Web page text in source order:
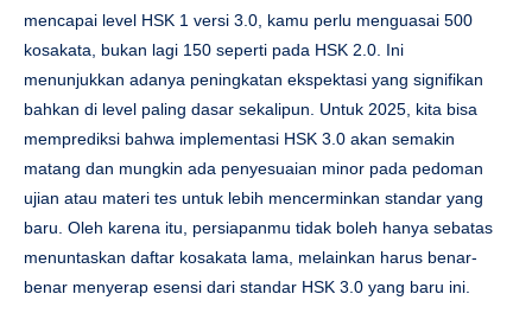
mencapai level HSK 1 versi 3.0, kamu perlu menguasai 500
kosakata, bukan lagi 150 seperti pada HSK 2.0. Ini
menunjukkan adanya peningkatan ekspektasi yang signifikan
bahkan di level paling dasar sekalipun. Untuk 2025, kita bisa
memprediksi bahwa implementasi HSK 3.0 akan semakin
matang dan mungkin ada penyesuaian minor pada pedoman
ujian atau materi tes untuk lebih mencerminkan standar yang
baru. Oleh karena itu, persiapanmu tidak boleh hanya sebatas
menuntaskan daftar kosakata lama, melainkan harus benar-
benar menyerap esensi dari standar HSK 3.0 yang baru ini.